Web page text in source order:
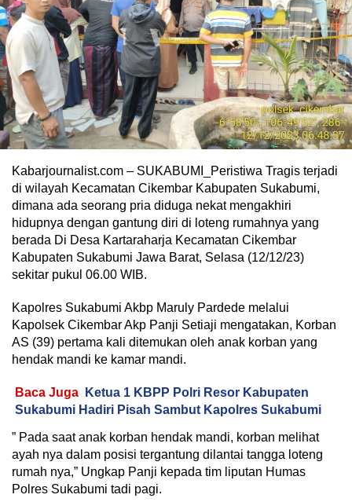
Kabarjournalist.com – SUKABUMI_Peristiwa Tragis terjadi
di wilayah Kecamatan Cikembar Kabupaten Sukabumi,
dimana ada seorang pria diduga nekat mengakhiri
hidupnya dengan gantung diri di loteng rumahnya yang
berada Di Desa Kartaraharja Kecamatan Cikembar
Kabupaten Sukabumi Jawa Barat, Selasa (12/12/23)
sekitar pukul 06.00 WIB.
Kapolres Sukabumi Akbp Maruly Pardede melalui
Kapolsek Cikembar Akp Panji Setiaji mengatakan, Korban
AS (39) pertama kali ditemukan oleh anak korban yang
hendak mandi ke kamar mandi.
Baca Juga
Ketua 1 KBPP Polri Resor Kabupaten
Sukabumi Hadiri Pisah Sambut Kapolres Sukabumi
” Pada saat anak korban hendak mandi, korban melihat
ayah nya dalam posisi tergantung dilantai tangga loteng
rumah nya,” Ungkap Panji kepada tim liputan Humas
Polres Sukabumi tadi pagi.